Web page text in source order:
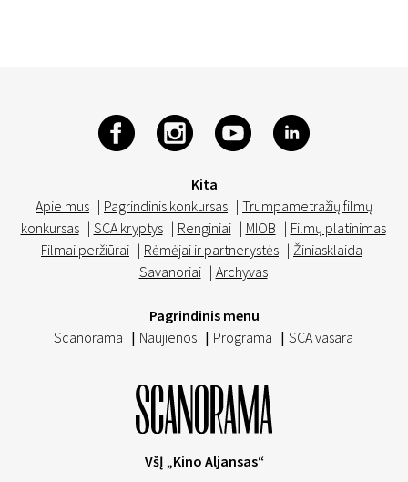
Kita
Apie mus | Pagrindinis konkursas | Trumpametražių filmų
konkursas | SCA kryptys | Renginiai | MIOB | Filmų platinimas
| Filmai peržiūrai | Rėmėjai ir partnerystės | Žiniasklaida |
Savanoriai | Archyvas
Pagrindinis menu
Scanorama | Naujienos | Programa | SCA vasara
VšĮ „Kino Aljansas“